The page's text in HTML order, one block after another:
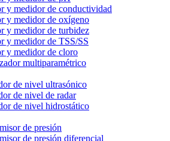
y medidor de conductividad
y medidor de oxígeno
y medidor de turbidez
y medidor de TSS/SS
y medidor de cloro
multiparamétrico
de nivel ultrasónico
de nivel de radar
de nivel hidrostático
de presión
de presión diferencial